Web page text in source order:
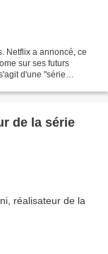
Netflix a annoncé, ce
sur ses futurs
d'une "série
de la série